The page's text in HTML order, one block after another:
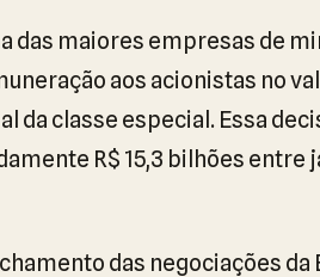
das maiores empresas de
aos acionistas no
da classe especial. Essa
R$ 15,3 bilhões entre
das negociações da